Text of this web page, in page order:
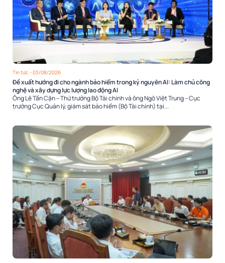
Tin tức - 03/08/2026
Đề xuất hướng đi cho ngành bảo hiểm trong kỷ nguyên AI: Làm chủ công
nghệ và xây dựng lực lượng lao động AI
Ông Lê Tấn Cận – Thứ trưởng Bộ Tài chính và ông Ngô Việt Trung – Cục
trưởng Cục Quản lý, giám sát bảo hiểm (Bộ Tài chính) tại...